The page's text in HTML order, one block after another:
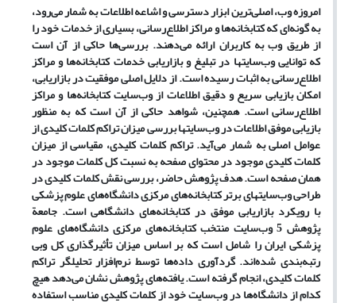
امروزه وب، اصلی‌ترین ابزار دسترسی و اشاعه اطلاعات به شمار می‌رود،
به گونه‌ای که کتابخانه‌ها و مراکز اطلاع‌رسانی، بسیاری از خدمات خود را
از طریق وب به کاربران ارائه می‌دهند. بررسی‌ها حاکی از آن است
که توانایی وب‌سایتها در تبلیغ و بازاریابی خدمات کتابخانه‌ها و مراکز
اطلاع‌رسانی به اثبات رسیده است. از دلایل اصلی موفقیت در بازاریابی،
امکان بازیابی سریع و دقیق اطلاعات از وب‌سایت کتابخانه‌ها و مراکز
اطلاع‌رسانی است. همچنین، شواهد حاکی از آن است که به منظور
بازیابی موفق اطلاعات در وب‌سایتها بررسی میزان تراکم کلمات کلیدی از
عوامل اصلی به شمار می‌آید. تراکم کلمات کلیدی، مقیاسی از میزان
کلمات کلیدی موجود در محتوای صفحه به نسبت کل کلمات موجود در
همان صفحه است. هدف پژوهش حاضر، بررسی نقش کلمات کلیدی در
طراحی وب‌سایتهای برتر کتابخانه‌های مرکزی دانشگاه‌های علوم پزشکی
با رویکرد بازاریابی موفق در کتابخانه‌های دانشگاهی است. جامعة
پژوهش 5 وب‌سایت منتخب کتابخانه‌های مرکزی دانشگاه‌های علوم
پزشکی ایران را شامل است که بر اساس میزان تأثیرگذاری کل وبی
رتبه‌بندی شده‌اند. گردآوری داده‌ها توسط نرم‌افزار تحلیلگر تراکم
کلمات کلیدی، انجام گرفته است. یافته‌های پژوهش نشان می‌دهد هیچ
کدام از دانشگاه‌ها در وب‌سایت خود از کلمات کلیدی مناسب استفاده